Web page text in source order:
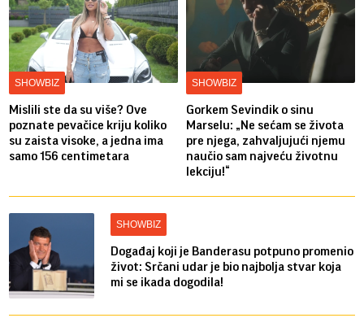
SHOWBIZ
Mislili ste da su više? Ove
poznate pevačice kriju koliko
su zaista visoke, a jedna ima
samo 156 centimetara
SHOWBIZ
Gorkem Sevindik o sinu
Marselu: „Ne sećam se života
pre njega, zahvaljujući njemu
naučio sam najveću životnu
lekciju!“
SHOWBIZ
Događaj koji je Banderasu potpuno promenio
život: Srčani udar je bio najbolja stvar koja
mi se ikada dogodila!